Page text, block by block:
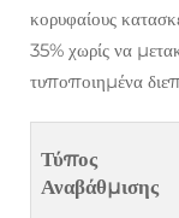
κορυφαίους
35% χωρίς να
τυποποιημένα
Τύπος
Αναβάθμισης